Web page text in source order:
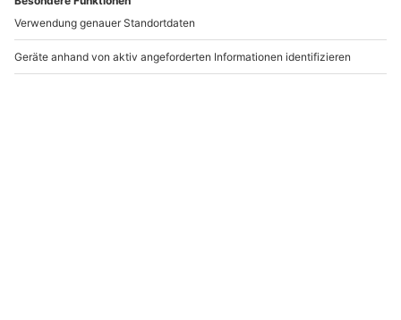
Sommerbiathlon
Bayerisch Eisenstein